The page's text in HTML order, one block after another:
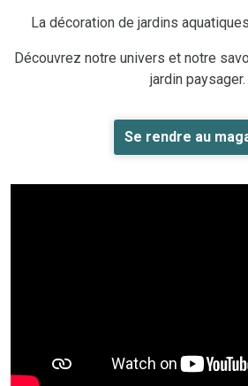
La décoration de jardins
Découvrez notre univers et notre
jardin paysager.
Se rendre au